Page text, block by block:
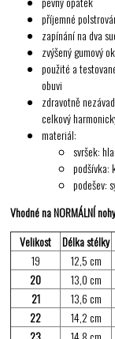
příjemné
zapínání na dva
zvýšený gumový
použité a
obuvi
zdravotně
celkový
materiál:
svršek:
podšívka:
podešev:
Vhodné na NORMÁLNÍ
Velikost
Délka stélky
19
12,5 cm
20
13,0 cm
21
13,6 cm
22
14,2 cm